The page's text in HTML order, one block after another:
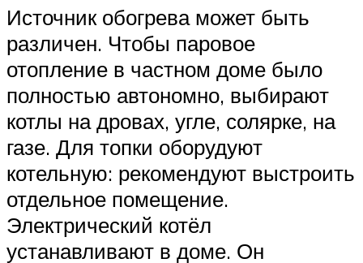
Источник обогрева может быть
различен. Чтобы паровое
отопление в частном доме было
полностью автономно, выбирают
котлы на дровах, угле, солярке, на
газе. Для топки оборудуют
котельную: рекомендуют выстроить
отдельное помещение.
Электрический котёл
устанавливают в доме. Он